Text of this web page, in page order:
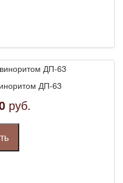
ДП-63
руб.